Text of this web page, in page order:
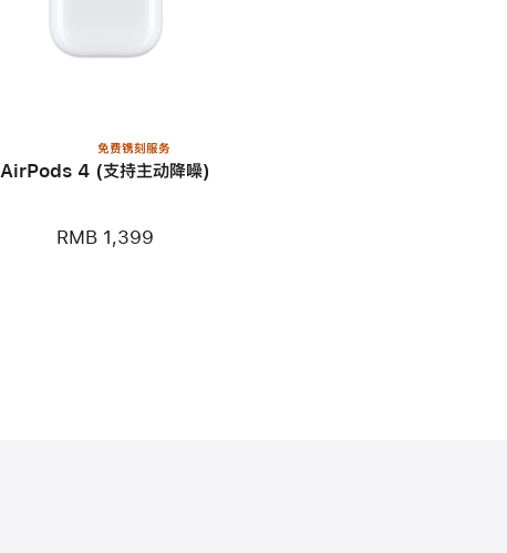
免费镌刻服务
AirPods 4 (支持主动降噪)
RMB 1,399